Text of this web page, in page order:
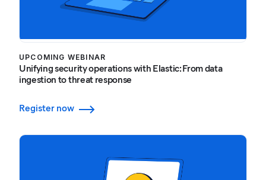
UPCOMING WEBINAR
Unifying security operations with Elastic: From data
ingestion to threat response
Register now